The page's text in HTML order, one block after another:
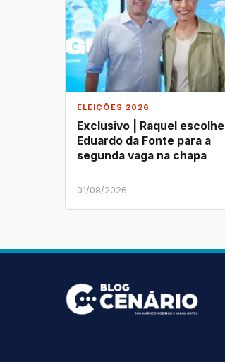
ELEIÇÕES 2026
Exclusivo | Raquel escolhe
Eduardo da Fonte para a
segunda vaga na chapa
01/08/2026